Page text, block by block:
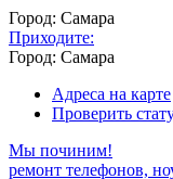
Город: Самара
Приходите:
Город: Самара
Адреса на карте
Проверить
Мы починим!
ремонт телефонов,